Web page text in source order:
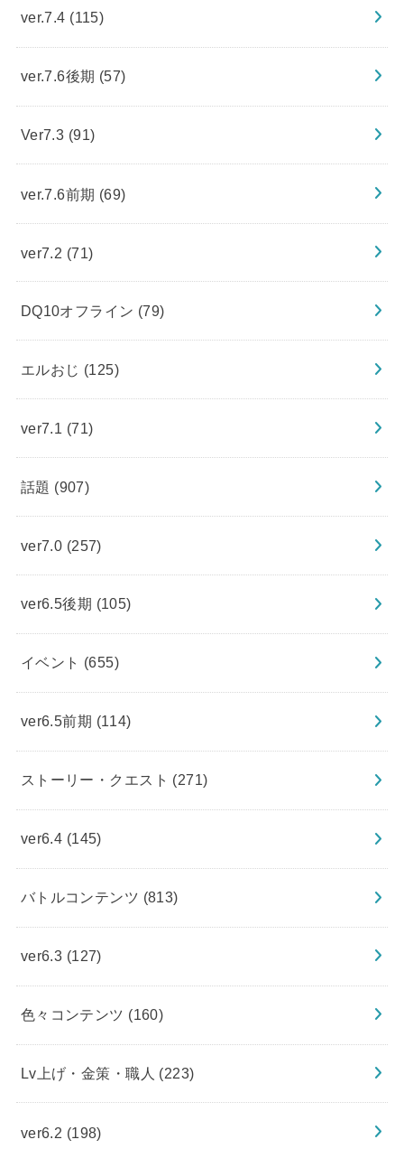
ver.7.4 (115)
ver.7.6後期 (57)
Ver7.3 (91)
ver.7.6前期 (69)
ver7.2 (71)
DQ10オフライン (79)
エルおじ (125)
ver7.1 (71)
話題 (907)
ver7.0 (257)
ver6.5後期 (105)
イベント (655)
ver6.5前期 (114)
ストーリー・クエスト (271)
ver6.4 (145)
バトルコンテンツ (813)
ver6.3 (127)
色々コンテンツ (160)
Lv上げ・金策・職人 (223)
ver6.2 (198)